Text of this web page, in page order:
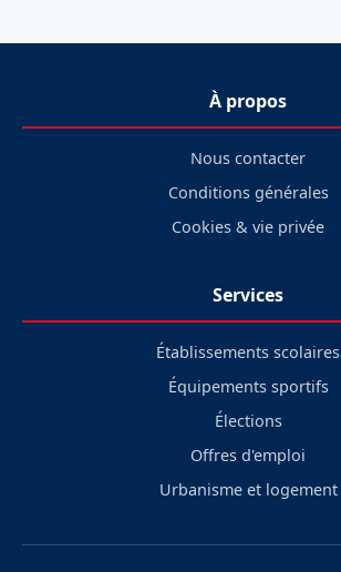
À propos
Nous contacter
Conditions générales
Cookies & vie privée
Services
Établissements scolaires
Équipements sportifs
Élections
Offres d'emploi
Urbanisme et logement